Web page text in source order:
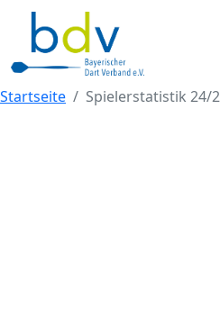
Startseite Spielerstatistik 24/